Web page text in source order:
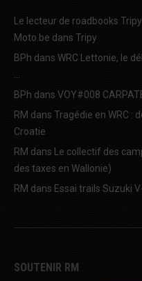
Le lecteur de roadbooks
Moto.be dans Tripy
BPh dans WRC Lettonie, le
BPh dans VOY#008
RM dans Tragédie en WRC :
Croatie
RM dans
Le collectif des
des taxes en Wallonie)
RM dans Essai trails Suzuki
SOUTENIR RM